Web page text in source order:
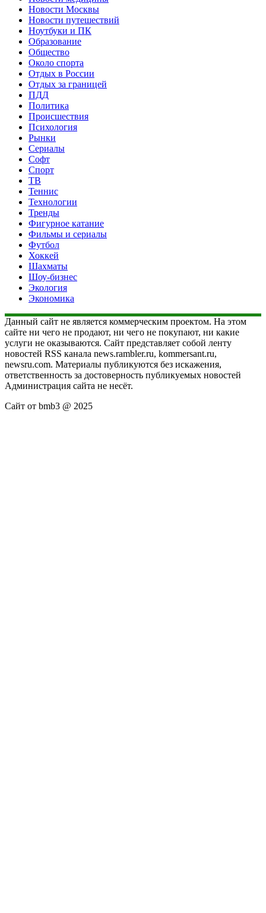
Новости Москвы
Новости путешествий
Ноутбуки и ПК
Образование
Общество
Около спорта
Отдых в России
Отдых за границей
ПДД
Политика
Происшествия
Психология
Рынки
Сериалы
Софт
Спорт
ТВ
Теннис
Технологии
Тренды
Фигурное катание
Фильмы и сериалы
Футбол
Хоккей
Шахматы
Шоу-бизнес
Экология
Экономика
Данный сайт не является коммерческим проектом. На этом
сайте ни чего не продают, ни чего не покупают, ни какие
услуги не оказываются. Сайт представляет собой ленту
новостей RSS канала news.rambler.ru, kommersant.ru,
newsru.com. Материалы публикуются без искажения,
ответственность за достоверность публикуемых новостей
Администрация сайта не несёт.
Сайт от bmb3 @ 2025